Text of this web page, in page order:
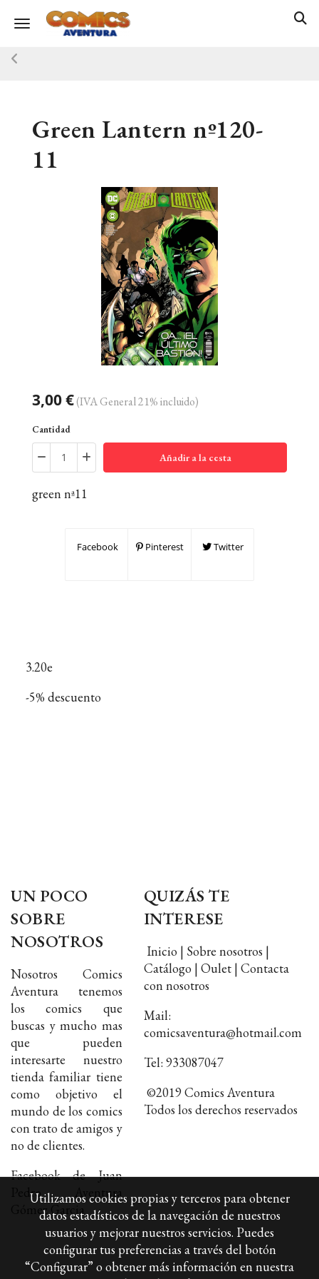
Toggle navigation
Green Lantern nº120-
11
3,00 €(IVA General 21% incluido)
Cantidad
Añadir a la cesta
green nª11
Facebook Pinterest Twitter
3.20e
-5% descuento
UN POCO
SOBRE
NOSOTROS
Nosotros Comics
Aventura tenemos
los comics que
buscas y mucho mas
que pueden
interesarte nuestro
tienda familiar tiene
como objetivo el
mundo de los comics
con trato de amigos y
no de clientes.
Facebook de Juan
Pedro Aventura
Gómez Garcia
QUIZÁS TE
INTERESE
Inicio | Sobre nosotros |
Catálogo | Oulet | Contacta
con nosotros
Mail:
comicsaventura@hotmail.com
Tel: 933087047
©2019 Comics Aventura
Todos los derechos reservados
Utilizamos cookies propias y terceros para obtener
datos estadísticos de la navegación de nuestros
usuarios y mejorar nuestros servicios. Puedes
configurar tus preferencias a través del botón
“Configurar” o obtener más información en nuestra